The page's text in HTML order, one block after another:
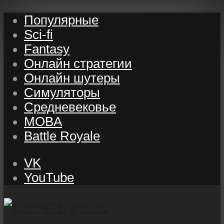
Популярные
Sci-fi
Fantasy
Онлайн стратегии
Онлайн шутеры
Симуляторы
Средневековье
MOBA
Battle Royale
VK
YouTube